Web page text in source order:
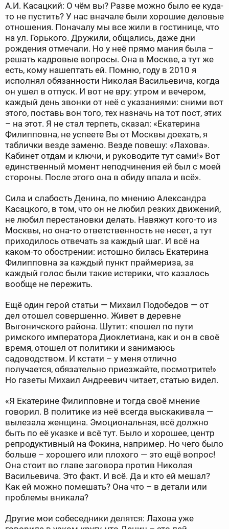
А.И. Касацкий: О чём вы? Разве можно было ее куда-
то не пустить? У нас вначале были хорошие деловые
отношения. Поначалу мы все жили в гостинице, что
на ул. Горького. Дружили, общались, даже дни
рождения отмечали. Но у неё прямо мания была –
решать кадровые вопросы. Она в Москве, а тут же
есть, кому нашептать ей. Помню, году в 2010 я
исполнял обязанности Николая Васильевича, когда
он ушел в отпуск. И вот не вру: утром и вечером,
каждый день звонки от неё с указаниями: сними вот
этого, поставь вон того, тех назначь на тот пост, этих
– на этот. Я не стал терпеть, сказал: «Екатерина
Филипповна, не успеете Вы от Москвы доехать, я
таблички везде заменю. Везде повешу: «Лахова».
Кабинет отдам и ключи, и руководите тут сами!» Вот
единственный момент неподчинения ей был с моей
стороны. После этого она в обиду впала и всё».
Сила и слабость Денина, по мнению Александра
Касацкого, в том, что он не любил резких движений,
не любил перестановки делать. Навяжут кого-то из
Москвы, но она-то ответственность не несет, а тут
приходилось отвечать за каждый шаг. И всё на
каком-то обострении: истошно билась Екатерина
Филипповна за каждый пункт праймериза, за
каждый голос были такие истерики, что казалось
вообще не пережить.
Ещё один герой статьи — Михаил Подобедов — от
дел отошел совершенно. Живет в деревне
Выгоничского района. Шутит: «пошел по пути
римского императора Диоклетиана, как и он в своё
время, отошел от политики и занимаюсь
садоводством. И кстати – у меня отлично
получается, обязательно приезжайте, посмотрите!»
Но газеты Михаил Андреевич читает, статью видел.
«Я Екатерине Филипповне и тогда своё мнение
говорил. В политике из неё всегда выскакивала —
вылезала женщина. Эмоциональная, всё должно
быть по её указке и всё тут. Было и хорошее, центр
репродуктивный на Фокина, например. Но чего было
больше – хорошего или плохого — это ещё вопрос!
Она стоит во главе заговора против Николая
Васильевича. Это факт. И всё. Да и кто ей мешал?
Как ей можно помешать? Она что – в детали или
проблемы вникала?
Другие мои собеседники делятся: Лахова уже